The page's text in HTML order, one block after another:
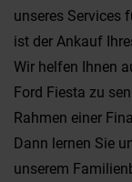
unseres Services
ist der Ankauf
Wir helfen Ihnen
Ford Fiesta zu
Rahmen einer
Dann lernen Sie
unserem